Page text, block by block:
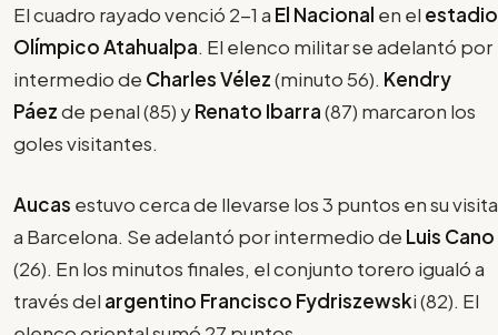
El cuadro rayado venció 2-1 a El Nacional en el estadio
Olímpico Atahualpa. El elenco militar se adelantó por
intermedio de Charles Vélez(minuto 56). Kendry
Páezde penal (85) yRenato Ibarra(87) marcaron los
goles visitantes.
Aucas estuvo cerca de llevarse los 3 puntos en su visita
a Barcelona. Se adelantó por intermedio de Luis Cano
(26). En los minutos finales, el conjunto torero igualó a
través del argentino Francisco Fydriszewski (82). El